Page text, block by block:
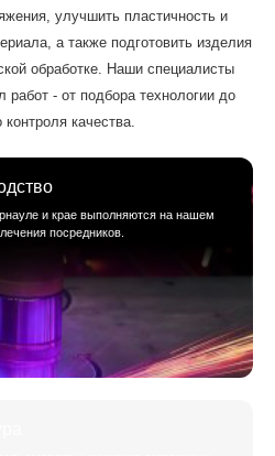
улучшить пластичность и
а также подготовить изделия
обработке. Наши специалисты
работ - от подбора технологии до
качества.
и крае выполняются на нашем
посредников.